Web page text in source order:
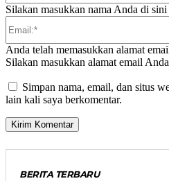
Silakan masukkan nama Anda di sini
Anda telah memasukkan alamat
Silakan masukkan alamat email
Simpan nama, email, dan situs
lain kali saya berkomentar.
BERITA TERBARU